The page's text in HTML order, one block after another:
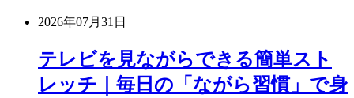
2026年07月31日
テレビを見ながらできる簡単スト
レッチ｜毎日の「ながら習慣」で身